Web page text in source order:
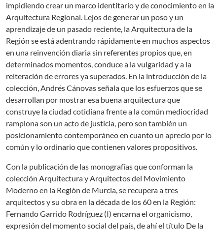
impidiendo crear un marco identitario y de conocimiento en la
Arquitectura Regional. Lejos de generar un poso y un
aprendizaje de un pasado reciente, la Arquitectura de la
Región se está adentrando rápidamente en muchos aspectos
en una reinvención diaria sin referentes propios que, en
determinados momentos, conduce a la vulgaridad y a la
reiteración de errores ya superados. En la introducción de la
colección, Andrés Cánovas señala que los esfuerzos que se
desarrollan por mostrar esa buena arquitectura que
construye la ciudad cotidiana frente a la común mediocridad
ramplona son un acto de justicia, pero son también un
posicionamiento contemporáneo en cuanto un aprecio por lo
común y lo ordinario que contienen valores propositivos.
Con la publicación de las monografías que conforman la
colección Arquitectura y Arquitectos del Movimiento
Moderno en la Región de Murcia, se recupera a tres
arquitectos y su obra en la década de los 60 en la Región:
Fernando Garrido Rodríguez (I) encarna el organicismo,
expresión del momento social del país, de ahí el título De la